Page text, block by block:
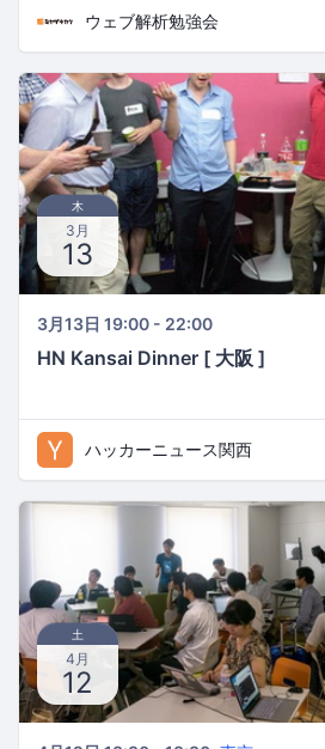
ウェブ解析勉強会
木
3月
13
3月13日 19:00 - 22:00
HN Kansai Dinner [ 大阪 ]
ハッカーニュース関西
土
4月
12